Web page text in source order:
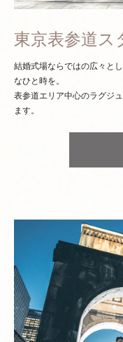
東京表参道ス
結婚式場ならではの広々と
なひと時を。
表参道エリア中心のラグジ
ます。